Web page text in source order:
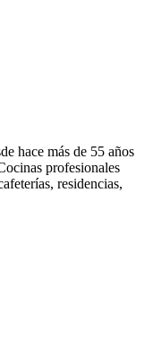
hace más de 55 años
profesionales
residencias,